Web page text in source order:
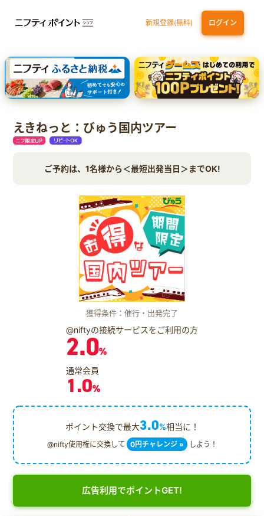
新規登録(無料) ログイン
三井住友カード ゴールド（NL）（家族カード発行） dカード GOLD
【実質初月無料】DMM | Disney+(ディズニープラス) セットプラン
SBI証券 確定拠出年金（iDeCo）
えきねっと：びゅう国内ツアー
ご予約は、1名様から＜最短出発当日＞までOK!
獲得条件：催行・出発完了
@niftyの接続サービスをご利用の方
2.0%
通常会員
1.0%
ポイント交換で最大3.0%相当に！
@nifty使用権に交換して 0円チャレンジ » しよう！
広告利用でポイントGET!